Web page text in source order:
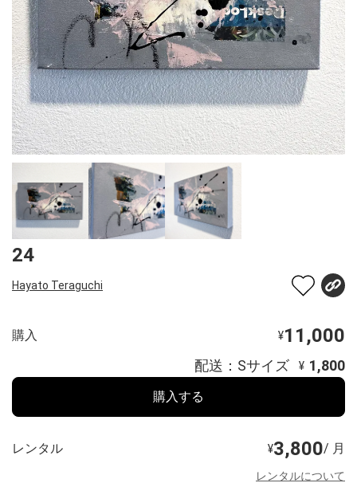
24
Hayato Teraguchi
購入 ¥11,000
配送：Sサイズ ¥ 1,800
購入する
レンタル ¥3,800/ 月
レンタルについて